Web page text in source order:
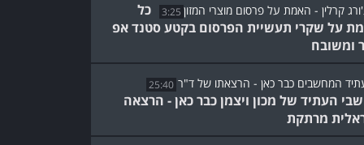
3:25
כל
על שקרי תעשיית הפרסום בקטע סטנד אפ
ומשובח
25:40
העתיד של מכון ויצמן כבר כאן - הרצאה
מרתקת